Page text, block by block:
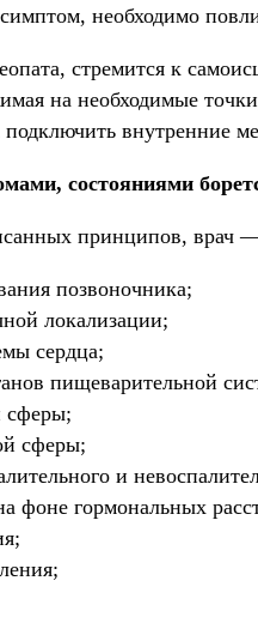
необходимо
стремится к
на необходимые
подключить внутренние
состояниями
принципов, врач
позвоночника;
локализации;
сердца;
пищеварительной
сферы;
сферы;
и
фоне гормональных